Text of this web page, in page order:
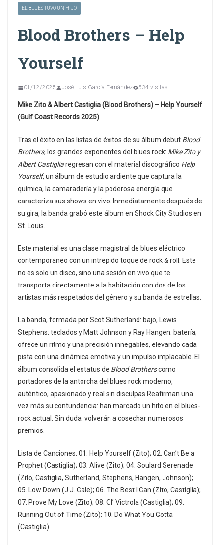
EL BLUES TUVO UN HIJO
Blood Brothers – Help
Yourself
01/12/2025 José Luis García Fernández 534 visitas
Mike Zito & Albert Castiglia (Blood Brothers) – Help Yourself
(Gulf Coast Records 2025)
Tras el éxito en las listas de éxitos de su álbum debut Blood
Brothers, los grandes exponentes del blues rock: Mike Zito y
Albert Castigliaregresan con el material discográfico Help
Yourself, un álbum de estudio ardiente que captura la
química, la camaradería y la poderosa energía que
caracteriza sus shows en vivo. Inmediatamente después de
su gira, la banda grabó este álbum en Shock City Studios en
St. Louis.
Este material es una clase magistral de blues eléctrico
contemporáneo con un intrépido toque de rock & roll. Este
no es solo un disco, sino una sesión en vivo que te
transporta directamente a la habitación con dos de los
artistas más respetados del género y su banda de estrellas.
La banda, formada por Scot Sutherland: bajo, Lewis
Stephens: teclados y Matt Johnson y Ray Hangen: batería;
ofrece un ritmo y una precisión innegables, elevando cada
pista con una dinámica emotiva y un impulso implacable. El
álbum consolida el estatus de Blood Brotherscomo
portadores de la antorcha del blues rock moderno,
auténtico, apasionado y real sin disculpas.Reafirman una
vez más su contundencia: han marcado un hito en el blues-
rock actual. Sin duda, volverán a cosechar numerosos
premios.
Lista de Canciones. 01. Help Yourself (Zito); 02. Can’t Be a
Prophet (Castiglia); 03. Alive (Zito); 04. Soulard Serenade
(Zito, Castiglia, Sutherland, Stephens, Hangen, Johnson);
05. Low Down (J.J. Cale); 06. The Best I Can (Zito, Castiglia);
07. Prove My Love (Zito); 08. Ol’ Victrola (Castiglia); 09.
Running Out of Time (Zito); 10. Do What You Gotta
(Castiglia).